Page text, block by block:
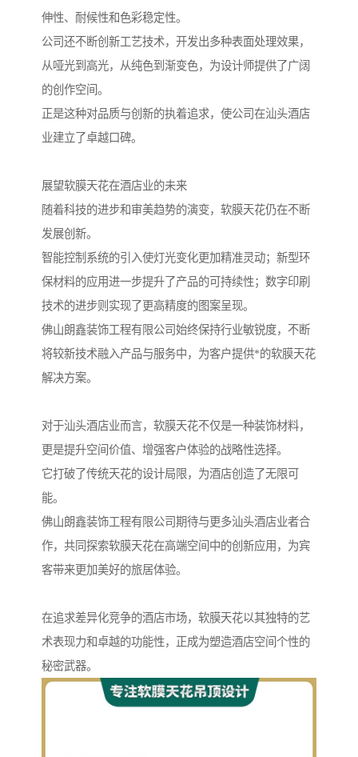
伸性、耐候性和色彩稳定性。
公司还不断创新工艺技术，开发出多种表面处理效果，
从哑光到高光，从纯色到渐变色，为设计师提供了广阔
的创作空间。
正是这种对品质与创新的执着追求，使公司在汕头酒店
业建立了卓越口碑。
展望软膜天花在酒店业的未来
随着科技的进步和审美趋势的演变，软膜天花仍在不断
发展创新。
智能控制系统的引入使灯光变化更加精准灵动；新型环
保材料的应用进一步提升了产品的可持续性；数字印刷
技术的进步则实现了更高精度的图案呈现。
佛山朗鑫装饰工程有限公司始终保持行业敏锐度，不断
将较新技术融入产品与服务中，为客户提供*的软膜天花
解决方案。
对于汕头酒店业而言，软膜天花不仅是一种装饰材料，
更是提升空间价值、增强客户体验的战略性选择。
它打破了传统天花的设计局限，为酒店创造了无限可
能。
佛山朗鑫装饰工程有限公司期待与更多汕头酒店业者合
作，共同探索软膜天花在高端空间中的创新应用，为宾
客带来更加美好的旅居体验。
在追求差异化竞争的酒店市场，软膜天花以其独特的艺
术表现力和卓越的功能性，正成为塑造酒店空间个性的
秘密武器。